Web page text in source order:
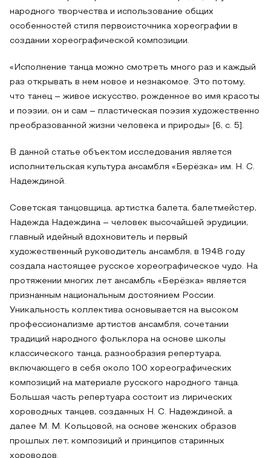
народного творчества и использование общих
особенностей стиля первоисточника хореографии в
создании хореографической композиции.
«Исполнение танца можно смотреть много раз и каждый
раз открывать в нем новое и незнакомое. Это потому,
что танец – живое искусство, рожденное во имя красоты
и поэзии, он и сам – пластическая поэзия художественно
преобразованной жизни человека и природы» [6, с. 5].
В данной статье объектом исследования является
исполнительская культура ансамбля «Берёзка» им. Н. С.
Надеждиной.
Советская танцовщица, артистка балета, балетмейстер,
Надежда Надеждина – человек высочайшей эрудиции,
главный идейный вдохновитель и первый
художественный руководитель ансамбля, в 1948 году
создала настоящее русское хореографическое чудо. На
протяжении многих лет ансамбль «Берёзка» является
признанным национальным достоянием России.
Уникальность коллектива основывается на высоком
профессионализме артистов ансамбля, сочетании
традиций народного фольклора на основе школы
классического танца, разнообразия репертуара,
включающего в себя около 100 хореографических
композиций на материале русского народного танца.
Большая часть репертуара состоит из лирических
хороводных танцев, созданных Н. С. Надеждиной, а
далее М. М. Кольцовой, на основе женских образов
прошлых лет, композиций и принципов старинных
хороводов.